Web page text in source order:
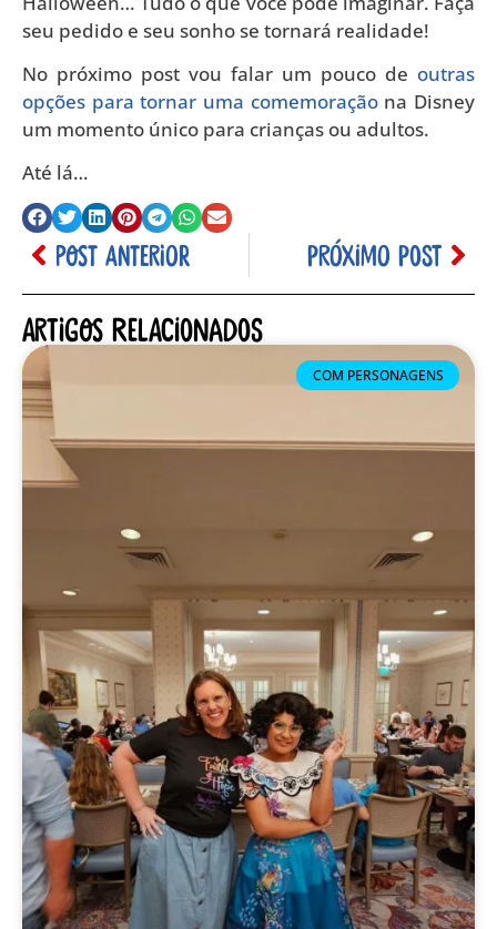
seu pedido e seu sonho se tornará realidade!
No próximo post vou falar um pouco de outras
opções para tornar uma comemoraçãona Disney
um momento único para crianças ou adultos.
Até lá…
POST ANTERIOR PRÓXIMO POST
Artigos relacionados
COM PERSONAGENS